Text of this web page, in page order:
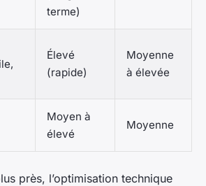
terme)
Élevé
(rapide)
Moyenne
à élevée
Moyen à
élevé
Moyenne
près, l’optimisation technique